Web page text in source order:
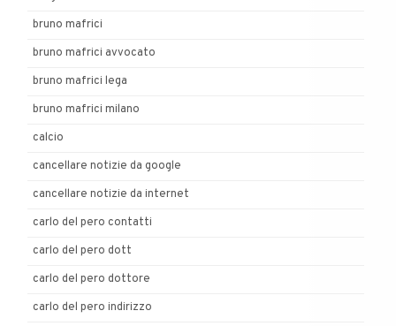
bruno mafrici
bruno mafrici avvocato
bruno mafrici lega
bruno mafrici milano
calcio
cancellare notizie da google
cancellare notizie da internet
carlo del pero contatti
carlo del pero dott
carlo del pero dottore
carlo del pero indirizzo